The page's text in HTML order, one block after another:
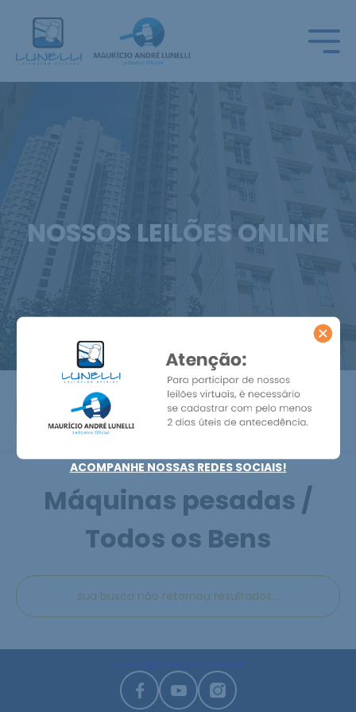
NOSSOS LEILÕES ONLINE
Máquinas pesadas /
Todos os Bens
sua busca não retornou resultados...
contato@lunellileiloes.com.br
ACOMPANHE NOSSAS REDES SOCIAIS!